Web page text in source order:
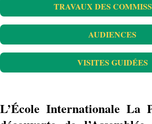
TRAVAUX DES
AUDIENCES
VISITES GUIDÉES
L’École Internationale La